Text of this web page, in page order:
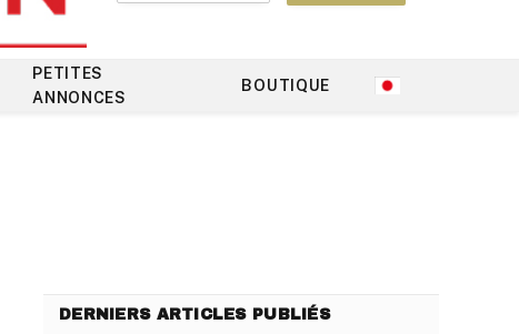
PETITES
ANNONCES
BOUTIQUE
DERNIERS ARTICLES PUBLIÉS